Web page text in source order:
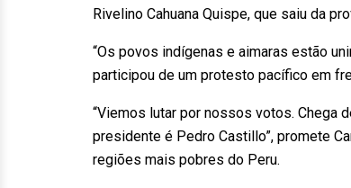
Rivelino Cahuana Quispe, que saiu da
“Os povos indígenas e aimaras estão
participou de um protesto pacífico em
“Viemos lutar por nossos votos. Chega
presidente é Pedro Castillo”, promete
regiões mais pobres do Peru.